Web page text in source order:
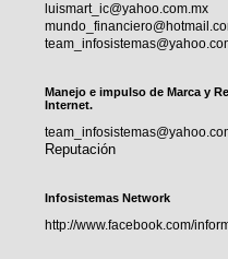
luismart_ic@yahoo.com.mx
Manejo e impulso de Marca y
Internet.
Reputación
Infosistemas Network
http://www.facebook.com/